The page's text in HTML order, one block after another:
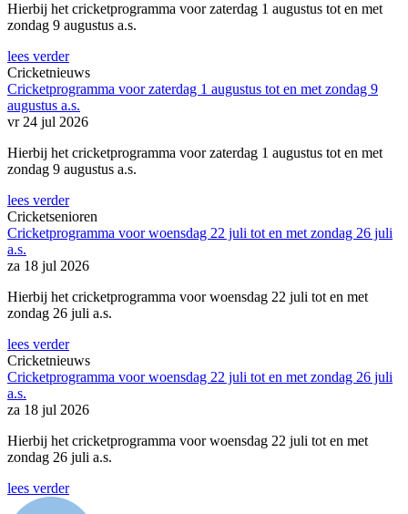
Hierbij het cricketprogramma voor zaterdag 1 augustus tot en met
zondag 9 augustus a.s.
lees verder
Cricketnieuws
Cricketprogramma voor zaterdag 1 augustus tot en met zondag 9
augustus a.s.
vr 24 jul 2026
Hierbij het cricketprogramma voor zaterdag 1 augustus tot en met
zondag 9 augustus a.s.
lees verder
Cricketsenioren
Cricketprogramma voor woensdag 22 juli tot en met zondag 26 juli
a.s.
za 18 jul 2026
Hierbij het cricketprogramma voor woensdag 22 juli tot en met
zondag 26 juli a.s.
lees verder
Cricketnieuws
Cricketprogramma voor woensdag 22 juli tot en met zondag 26 juli
a.s.
za 18 jul 2026
Hierbij het cricketprogramma voor woensdag 22 juli tot en met
zondag 26 juli a.s.
lees verder